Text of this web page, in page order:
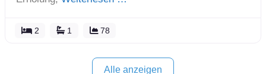
2 1 78
Alle anzeigen